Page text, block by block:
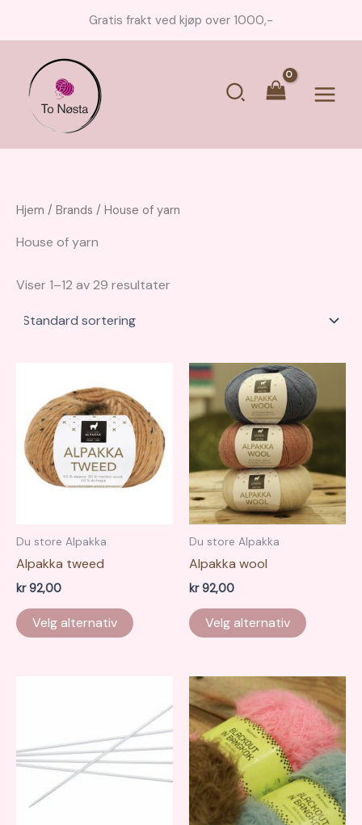
innholdet
Gratis frakt ved kjøp over 1000,-
Søk
Main
Menu
Hjem / Brands / House of yarn
House of yarn
Viser 1–12 av 29 resultater
Du store Alpakka
Alpakka tweed
kr92,00
Velg alternativ
produktet
Alternativene
kan
velges
på
produktsiden
Du store Alpakka
Alpakka wool
kr92,00
Velg alternativ
flere
varianter.
kan
velges
på